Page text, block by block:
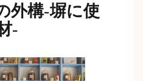
外構-塀に使
-